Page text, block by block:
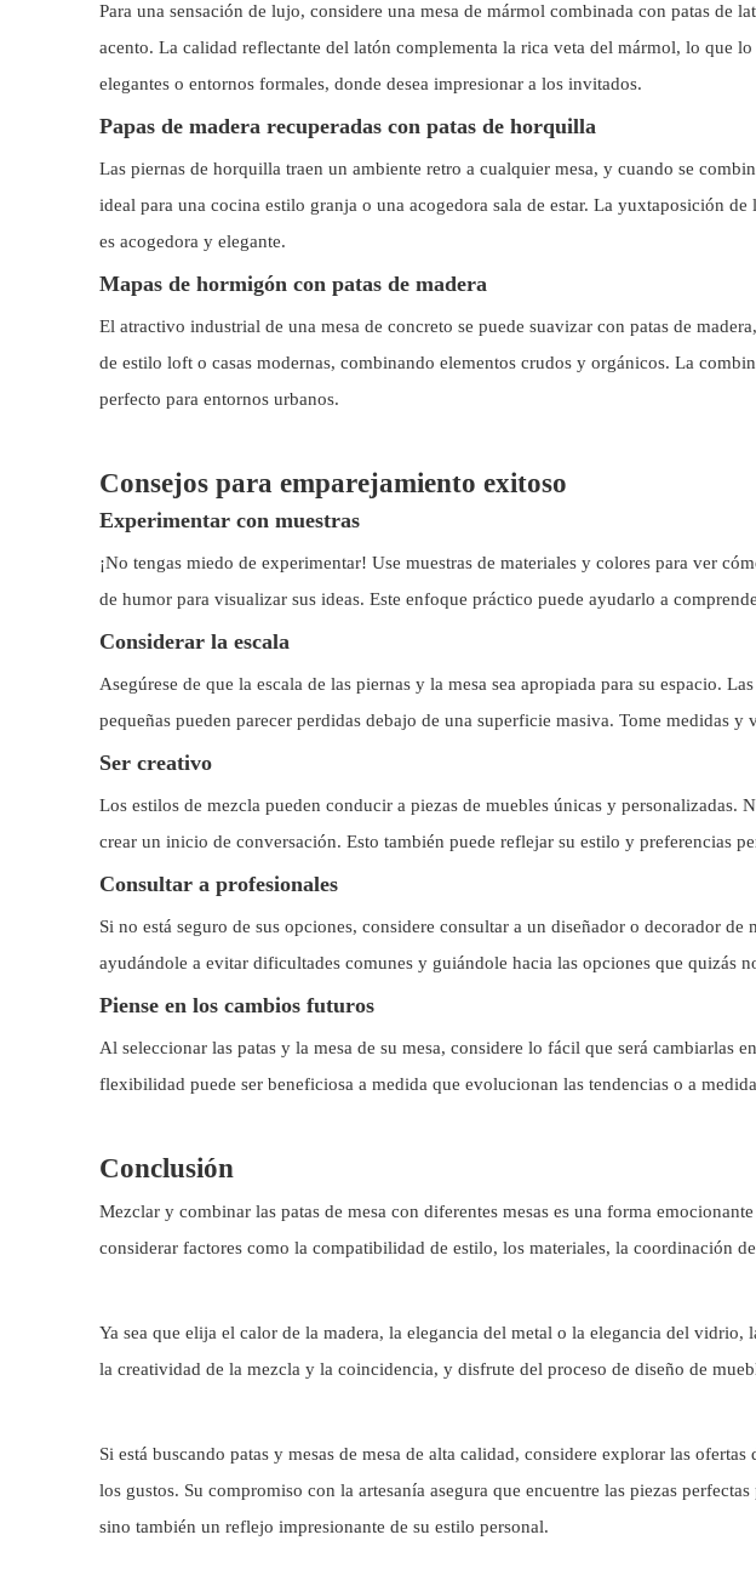
Para una sensación de lujo, considere una mesa de mármol combinada con patas de
acento. La calidad reflectante del latón complementa la rica veta del mármol, lo que
elegantes o entornos formales, donde desea impresionar a los invitados.
Papas de madera recuperadas con patas de horquilla
Las piernas de horquilla traen un ambiente retro a cualquier mesa, y cuando se
ideal para una cocina estilo granja o una acogedora sala de estar. La yuxtaposición
es acogedora y elegante.
Mapas de hormigón con patas de madera
El atractivo industrial de una mesa de concreto se puede suavizar con patas de
de estilo loft o casas modernas, combinando elementos crudos y orgánicos. La
perfecto para entornos urbanos.
Consejos para emparejamiento exitoso
Experimentar con muestras
¡No tengas miedo de experimentar! Use muestras de materiales y colores para ver
de humor para visualizar sus ideas. Este enfoque práctico puede ayudarlo a
Considerar la escala
Asegúrese de que la escala de las piernas y la mesa sea apropiada para su espacio.
pequeñas pueden parecer perdidas debajo de una superficie masiva. Tome medidas
Ser creativo
Los estilos de mezcla pueden conducir a piezas de muebles únicas y
crear un inicio de conversación. Esto también puede reflejar su estilo y preferencias
Consultar a profesionales
Si no está seguro de sus opciones, considere consultar a un diseñador o decorador
ayudándole a evitar dificultades comunes y guiándole hacia las opciones que quizás
Piense en los cambios futuros
Al seleccionar las patas y la mesa de su mesa, considere lo fácil que será
flexibilidad puede ser beneficiosa a medida que evolucionan las tendencias o a
Conclusión
Mezclar y combinar las patas de mesa con diferentes mesas es una forma
considerar factores como la compatibilidad de estilo, los materiales, la coordinación
Ya sea que elija el calor de la madera, la elegancia del metal o la elegancia del
la creatividad de la mezcla y la coincidencia, y disfrute del proceso de diseño de
Si está buscando patas y mesas de mesa de alta calidad, considere explorar las
los gustos. Su compromiso con la artesanía asegura que encuentre las piezas
sino también un reflejo impresionante de su estilo personal.